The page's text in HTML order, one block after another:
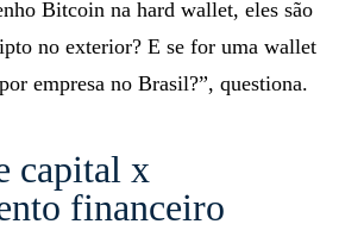
Bitcoin na hard wallet, eles são
no exterior? E se for uma wallet
empresa no Brasil?”, questiona.
capital x
financeiro